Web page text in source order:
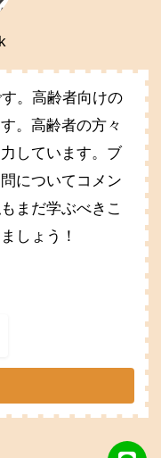
。高齢者向けの
。高齢者の方々
しています。ブ
についてコメン
まだ学ぶべきこ
しょう！